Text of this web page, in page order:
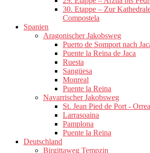
30. Etappe – Zur
Compostela
Spanien
Aragonischer Jakobsweg
Puerto de Somport nach
Puente la Reina de Jaca
Ruesta
Sangüesa
Monreal
Puente la Reina
Navarrischer Jakobsweg
St. Jean Pied de Port -
Larrasoaina
Pamplona
Puente la Reina
Deutschland
Birgittaweg Tempzin